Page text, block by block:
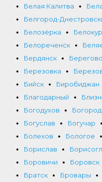
Белая Калитва
Белгород-
Белозёрка
Белореченск
Бердянск
Берегово
Березовка
Бийск
Биробиджан
Благодарный
Богодухов
Богуслав
Богучар
Болехов
Бологое
Борислав
Боровичи
Боровск
Братск
Бровары